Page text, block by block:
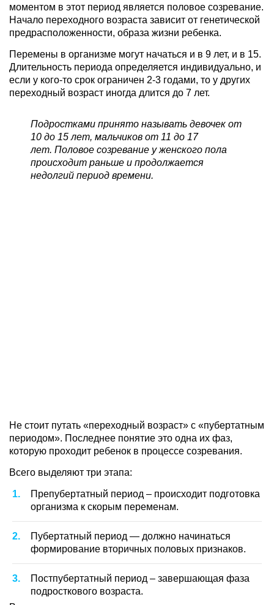
моментом в этот период является половое созревание.
Начало переходного возраста зависит от генетической
предрасположенности, образа жизни ребенка.
Перемены в организме могут начаться и в 9 лет, и в 15.
Длительность периода определяется индивидуально, и
если у кого-то срок ограничен 2-3 годами, то у других
переходный возраст иногда длится до 7 лет.
Подростками принято называть девочек от
10 до 15 лет, мальчиков от 11 до 17
лет. Половое созревание у женского пола
происходит раньше и продолжается
недолгий период времени.
Не стоит путать «переходный возраст» с «пубертатным
периодом». Последнее понятие это одна их фаз,
которую проходит ребенок в процессе созревания.
Всего выделяют три этапа:
Препубертатный период – происходит подготовка
организма к скорым переменам.
Пубертатный период — должно начинаться
формирование вторичных половых признаков.
Постпубертатный период – завершающая фаза
подросткового возраста.